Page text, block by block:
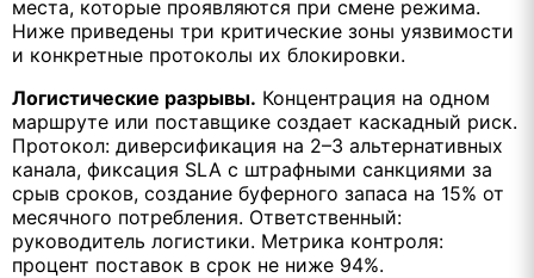
места, которые проявляются при смене режима.
Ниже приведены три критические зоны уязвимости
и конкретные протоколы их блокировки.
Логистические разрывы. Концентрация на одном
маршруте или поставщике создает каскадный риск.
Протокол: диверсификация на 2–3 альтернативных
канала, фиксация SLA с штрафными санкциями за
срыв сроков, создание буферного запаса на 15% от
месячного потребления. Ответственный:
руководитель логистики. Метрика контроля:
процент поставок в срок не ниже 94%.